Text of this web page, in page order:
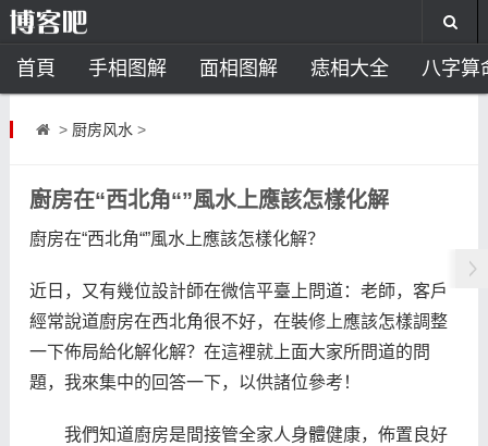
首頁 手相图解 面相图解 痣相大全 八字算
风水开运 助运饰品
> 厨房风水 >
廚房在“西北角“”風水上應該怎樣化解
廚房在“西北角“”風水上應該怎樣化解？
近日，又有幾位設計師在微信平臺上問道：老師，客戶
經常說道廚房在西北角很不好，在裝修上應該怎樣調整
一下佈局給化解化解？在這裡就上面大家所問道的問
題，我來集中的回答一下，以供諸位參考！
我們知道廚房是間接管全家人身體健康，佈置良好